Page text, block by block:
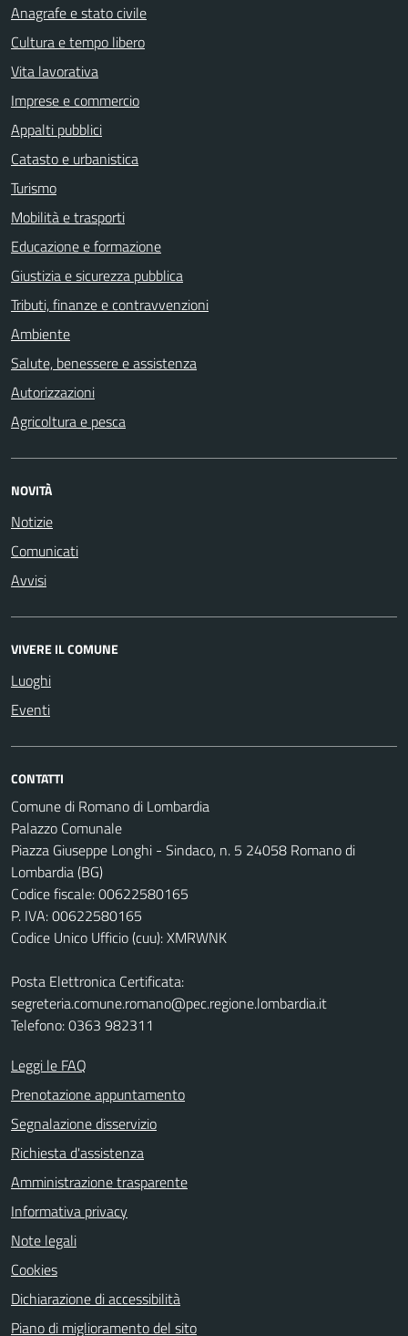
Anagrafe e stato civile
Cultura e tempo libero
Vita lavorativa
Imprese e commercio
Appalti pubblici
Catasto e urbanistica
Turismo
Mobilità e trasporti
Educazione e formazione
Giustizia e sicurezza pubblica
Tributi, finanze e contravvenzioni
Ambiente
Salute, benessere e assistenza
Autorizzazioni
Agricoltura e pesca
NOVITÀ
Notizie
Comunicati
Avvisi
VIVERE IL COMUNE
Luoghi
Eventi
CONTATTI
Comune di Romano di Lombardia
Palazzo Comunale
Piazza Giuseppe Longhi - Sindaco, n. 5 24058 Romano di
Lombardia (BG)
Codice fiscale: 00622580165
P. IVA: 00622580165
Codice Unico Ufficio (cuu): XMRWNK
Posta Elettronica Certificata:
segreteria.comune.romano@pec.regione.lombardia.it
Telefono: 0363 982311
Leggi le FAQ
Prenotazione appuntamento
Segnalazione disservizio
Richiesta d'assistenza
Amministrazione trasparente
Informativa privacy
Note legali
Cookies
Dichiarazione di accessibilità
Piano di miglioramento del sito